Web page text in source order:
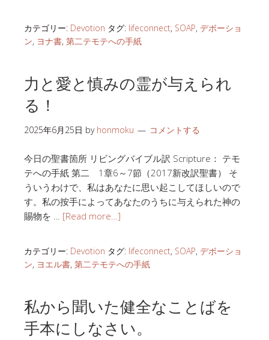
カテゴリー: Devotion タグ: lifeconnect, SOAP, デボーショ
ン, ヨナ書, 第二テモテへの手紙
力と愛と慎みの霊が与えられ
る！
2025年6月25日 by honmoku コメントする
今日の聖書箇所 リビングバイブル訳 Scripture： テモ
テへの手紙 第二 1章6～7節（2017新改訳聖書） そ
ういうわけで、私はあなたに思い起こしてほしいので
す。私の按手によってあなたのうちに与えられた神の
賜物を … [Read more…]
カテゴリー: Devotion タグ: lifeconnect, SOAP, デボーショ
ン, ヨエル書, 第二テモテへの手紙
私から聞いた健全なことばを
手本にしなさい。